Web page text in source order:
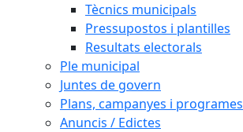
Tècnics municipals
Pressupostos i plantilles
Resultats electorals
Ple municipal
Juntes de govern
Plans, campanyes i programes
Anuncis / Edictes